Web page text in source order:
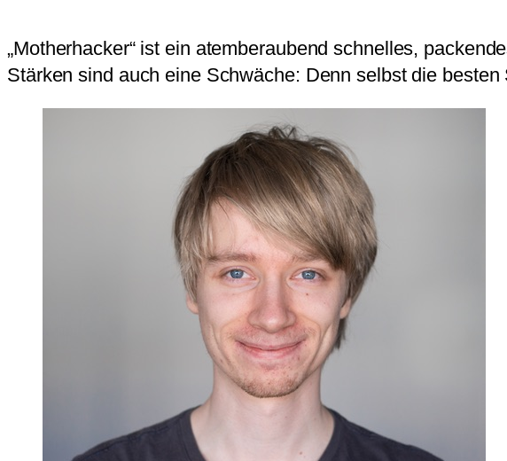
„Motherhacker“ ist ein atemberaubend schnelles,
Stärken sind auch eine Schwäche: Denn selbst die